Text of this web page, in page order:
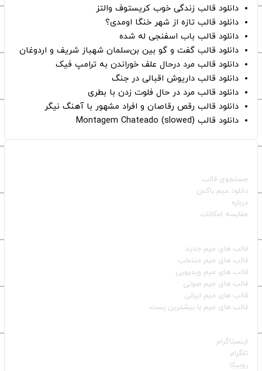
دانلود قالب زندگی خوب کریستوف والتز
دانلود قالب تازه از شهر خنگا اومدی؟
دانلود قالب باب اسفنجی له شده
دانلود قالب گفت و گو بین بن‌سلمان شهباز شریف و اردوغان
دانلود قالب مرد درحال علف خوراندن به ترامپ فیک
دانلود قالب داریوش اقبالی در جنگ
دانلود قالب مرد در حال فلوت زدن با بطری
دانلود قالب رقص رقاصان و افراد مشهور با آهنگ نیگر
دانلود قالب Montagem Chateado (slowed)
جستجوی قالب
دانلود میم باکس
درباره
مقایسه امکانات
قالب‌ های میم جدید
قالب‌ های میم منتخب
قالب‌ های میم ویدیویی
قالب‌ های میم صوتی
قالب‌ های میم ایرانی
قالب‌ های میم با بیشترین پست
اینستاگرام
تلگرام
روبیکا